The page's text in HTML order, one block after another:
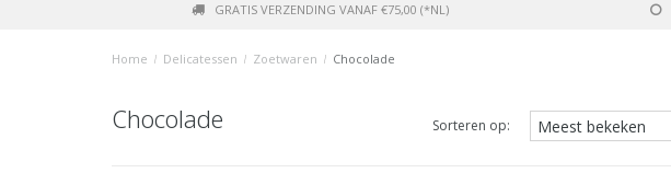
GRATIS VERZENDING VANAF €75,00 (*NL)
Home / Delicatessen / Zoetwaren / Chocolade
Chocolade Sorteren op: